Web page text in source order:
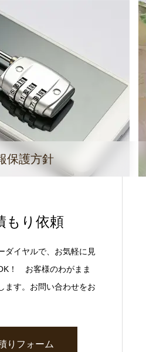
保護方針
もり依頼
ダイヤルで、お気軽に見
！ お客様のわがまま
ます。お問い合わせをお
りフォーム